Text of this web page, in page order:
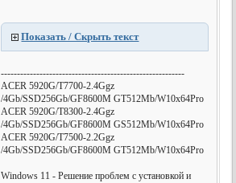
Показать / Скрыть текст
---------------------------------------------------------
ACER 5920G/T7700-2.4Ggz
/4Gb/SSD256Gb/GF8600M GT512Mb/W10x64Pro
ACER 5920G/T8300-2.4Ggz
/4Gb/SSD256Gb/GF8600M GS512Mb/W10x64Pro
ACER 5920G/T7500-2.2Ggz
/4Gb/SSD256Gb/GF8600M GT512Mb/W10x64Pro
Windows 11 - Решение проблем с установкой и